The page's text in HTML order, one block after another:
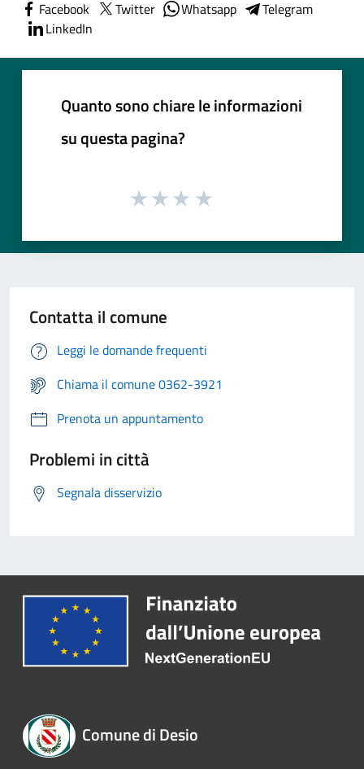
Facebook Twitter Whatsapp
Telegram
LinkedIn
Quanto sono chiare le informazioni
su questa pagina?
Contatta il comune
Leggi le domande frequenti
Chiama il comune 0362-3921
Prenota un appuntamento
Problemi in città
Segnala disservizio
Comune di Desio